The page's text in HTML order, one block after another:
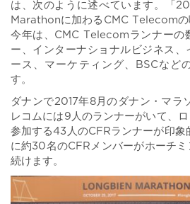
は、次のように述べています。「
Marathonに加わるCMC Telecomの
今年は、CMC Telecomランナーの
ー、インターナショナルビジネス、
ース、マーケティング、BSCなど
す。
ダナンで2017年8月のダナン・マラ
レコムには9人のランナーがいて、
参加する43人のCFRランナーが印象
に約30名のCFRメンバーがホーチミ
続けます。